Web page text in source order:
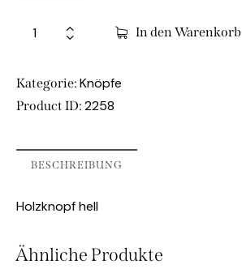
In den Warenkorb
Kategorie: Knöpfe
Product ID: 2258
BESCHREIBUNG
Holzknopf hell
Ähnliche Produkte